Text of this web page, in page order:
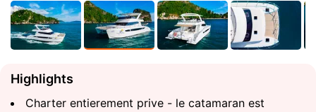
Highlights
Charter entierement prive - le catamaran est